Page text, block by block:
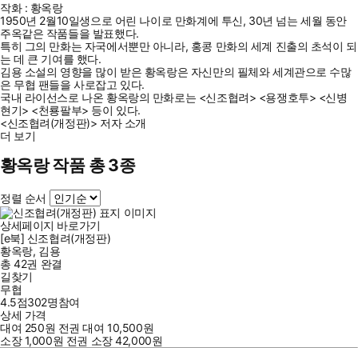
작화 : 황옥랑
1950년 2월10일생으로 어린 나이로 만화계에 투신, 30년 넘는 세월 동안
주옥같은 작품들을 발표했다.
특히 그의 만화는 자국에서뿐만 아니라, 홍콩 만화의 세계 진출의 초석이 되
는 데 큰 기여를 했다.
김용 소설의 영향을 많이 받은 황옥랑은 자신만의 필체와 세계관으로 수많
은 무협 팬들을 사로잡고 있다.
국내 라이선스로 나온 황옥랑의 만화로는 <신조협려> <용쟁호투> <신병
현기> <천룡팔부> 등이 있다.
<신조협려(개정판)> 저자 소개
더 보기
황옥랑 작품 총 3종
정렬 순서
상세페이지 바로가기
[e북] 신조협려(개정판)
황옥랑, 김용
총 42권 완결
길찾기
무협
4.5점302명참여
상세 가격
대여 250원 전권 대여10,500원
소장1,000원 전권 소장42,000원